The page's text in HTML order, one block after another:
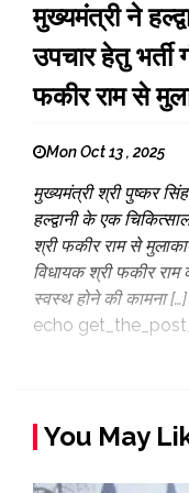
मुख्यमंत्री ने
उपचार हेतु भर्ती
फकीर राम से
Mon Oct 13 , 2025
मुख्यमंत्री श्री पुष्कर सिंह
हल्द्वानी के एक
श्री फकीर राम से
विधायक श्री फकीर
स्वस्थ होने की कामना […]
echo
You May